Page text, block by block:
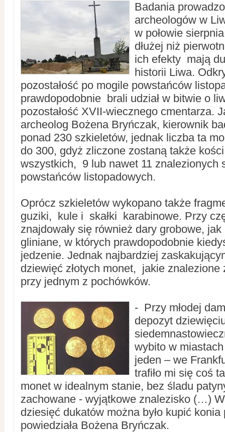
Badania
archeologów w
w połowie
dłużej niż
ich efekty mają
historii Liwa.
pozostałość po mogile powstańców
prawdopodobnie brali udział w bitwie o
pozostałość XVII-wiecznego cmentarza.
archeolog Bożena Bryńczak, kierownik
ponad 230 szkieletów, jednak liczba ta
do 300, gdyż zliczone zostaną także
wszystkich, 9 lub nawet 11 znalezionych
powstańców listopadowych.
Oprócz szkieletów wykopano także
guziki, kule i skałki karabinowe. Przy
znajdowały się również dary grobowe,
gliniane, w których prawdopodobnie
jedzenie. Jednak najbardziej
dziewięć złotych monet, jakie znalezione
przy jednym z pochówków.
- Przy młodej
depozyt
wybito w
jeden – we
trafiło mi się coś
monet w idealnym stanie, bez śladu
zachowane - wyjątkowe znalezisko (…)
dziesięć dukatów można było kupić
powiedziała Bożena Bryńczak.